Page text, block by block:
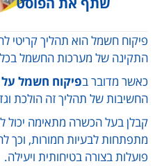
פיקוח חשמל הוא תהליך קריטי
התקינה של מערכות החשמל בכל
כאשר מדובר בפיקוח חשמל על
החשיבות של תהליך זה הולכת
קבלן בעל הכשרה מתאימה יכול
מתפתחות לבעיות חמורות, וכך
פועלות בצורה בטיחותית ויעילה.